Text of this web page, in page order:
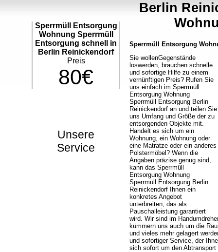
Sperrmüll Entsorgung
Wohnung Sperrmüll
Entsorgung schnell in
Berlin Reinickendorf
Preis
80€
Unsere
Service
Berlin
Sperrmüll Entsorgung
Sie wollenGegenstände
loswerden, brauchen schnelle
und sofortige Hilfe zu einem
vernünftigen Preis? Rufen Sie
uns einfach im Sperrmüll
Entsorgung Wohnung
Sperrmüll Entsorgung Berlin
Reinickendorf an und teilen Sie
uns Umfang und Größe der zu
entsorgenden Objekte mit.
Handelt es sich um ein
Wohnung, ein Wohnung oder
eine Matratze oder ein anderes
Polstermöbel? Wenn die
Angaben präzise genug sind,
kann das Sperrmüll
Entsorgung Wohnung
Sperrmüll Entsorgung Berlin
Reinickendorf Ihnen ein
konkretes Angebot
unterbreiten, das als
Pauschalleistung garantiert
wird. Wir sind im
kümmern uns auch um die
und vieles mehr gelagert
und sofortiger Service, der
sich sofort um den